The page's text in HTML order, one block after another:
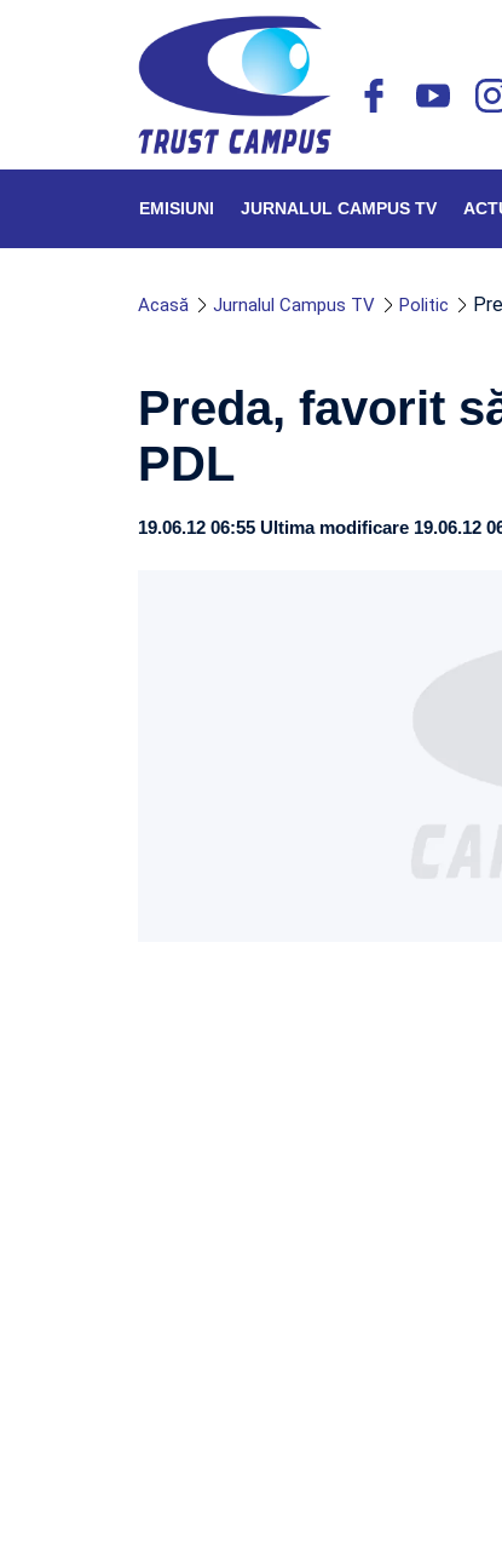
EMISIUNI JURNALUL CAMPUS TV
Acasă Jurnalul Campus TV Politic
Preda, favorit
PDL
19.06.12 06:55 Ultima modificare 19.06.12